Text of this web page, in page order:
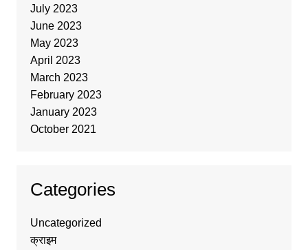
July 2023
June 2023
May 2023
April 2023
March 2023
February 2023
January 2023
October 2021
Categories
Uncategorized
क्राइम